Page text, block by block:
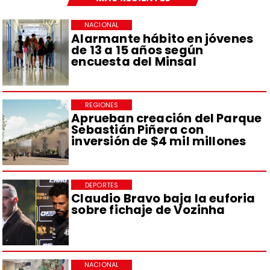
Alarmante hábito en jóvenes
de 13 a 15 años según
encuesta del Minsal
NACIONAL
Aprueban creación del Parque
Sebastián Piñera con
inversión de $4 mil millones
REGIONES
Claudio Bravo baja la euforia
sobre fichaje de Vozinha
DEPORTES
NACIONAL